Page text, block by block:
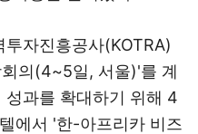
자진흥공사(KOTRA)
의(4~5일, 서울)'를 계
과를 확대하기 위해 4
에서 '한-아프리카 비즈